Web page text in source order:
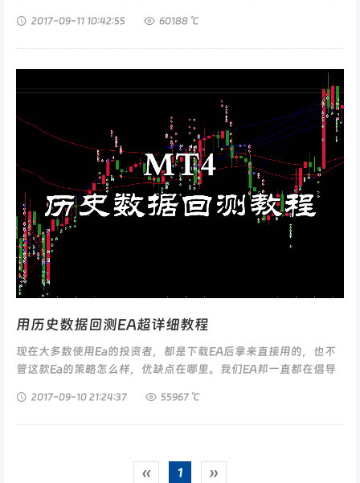
亏情况，几个月之后，结果是...
2017-09-11 10:42:55 60188 ℃
用历史数据回测EA超详细教程
现在大多数使用Ea的投资者，都是下载EA后拿来直接用的，也不
管这款Ea的策略怎么样，优缺点在哪里。我们EA邦一直都在倡导
在什么行情下效果比较...
2017-09-10 21:24:37 55967 ℃
‹‹ 1 ››